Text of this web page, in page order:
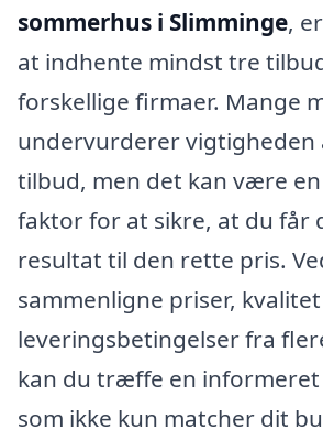
sommerhus i Slimminge,
at indhente mindst tre
forskellige firmaer. Mange
undervurderer vigtigheden
tilbud, men det kan være
faktor for at sikre, at du får
resultat til den rette pris.
sammenligne priser,
leveringsbetingelser fra
kan du træffe en
som ikke kun matcher dit